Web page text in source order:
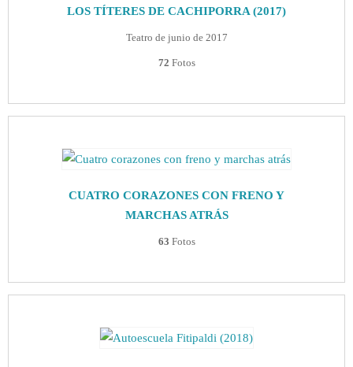
LOS TÍTERES DE CACHIPORRA (2017)
Teatro de junio de 2017
72 Fotos
CUATRO CORAZONES CON FRENO Y
MARCHAS ATRÁS
63 Fotos